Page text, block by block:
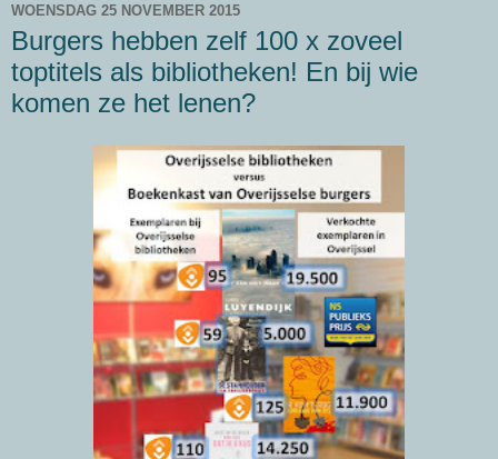
WOENSDAG 25 NOVEMBER 2015
Burgers hebben zelf 100 x zoveel
toptitels als bibliotheken! En bij wie
komen ze het lenen?